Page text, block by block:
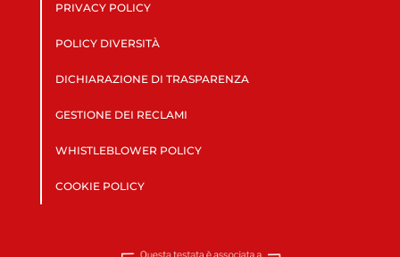
PRIVACY POLICY
POLICY DIVERSITÀ
DICHIARAZIONE DI TRASPARENZA
GESTIONE DEI RECLAMI
WHISTLEBLOWER POLICY
COOKIE POLICY